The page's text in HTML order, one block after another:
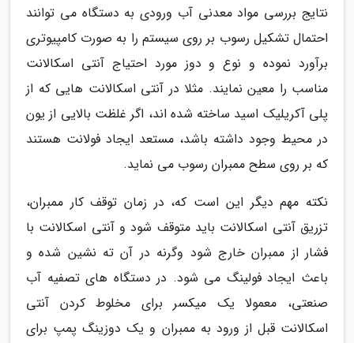
نتایج بررسی مواد معدنی آب ورودی به دستگاه می توانند
احتمال تشکیل رسوب بر روی سیستم را به صورت کامپیوتری
برآورد نموده و نوع و دوز مورد احتیاج آنتی اسکالانت
مناسب را معین نمایند. مثلا در آنتی اسکالانت هایی که از
پلی آکریلیک اسید ساخته شده اند، اگر غلظت بالایی از یون
در محیط وجود داشته باشد، مستعد ایجاد فولانت هستند
که بر روی سطح ممبران رسوب می نماید.
نکته مهم دیگر این است که، در زمان توقف کار ممبران،
تزریق آنتی اسکالانت باید متوقف شود و آنتی اسکالانت با
فشار از ممبران خارج شود وگرنه در آن ته نشین شده و
باعث ایجاد فولینگ می شود. در دستگاه های تصفیه آب
صنعتی، معمولا یک میکسر برای مخلوط کردن آنتی
اسکالانت قبل از ورود به ممبران و یک دوزینگ پمپ برای